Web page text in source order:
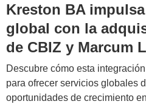
Kreston BA
global con la
de CBIZ y Marcum
Descubre cómo esta
para ofrecer servicios globales
oportunidades de crecimiento